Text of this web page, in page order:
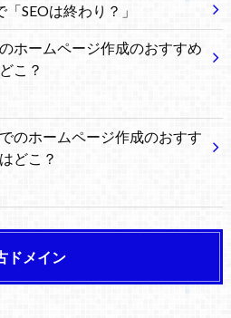
SEOは終わり？」
ホームページ作成のおすすめ
こ？
のホームページ作成のおすす
どこ？
ドメイン